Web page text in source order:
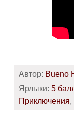
Автор: Bueno
Ярлыки: 5
Приключения,